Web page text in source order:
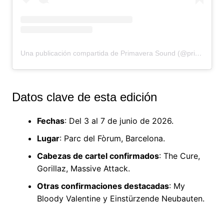
Una publicación compartida de Primavera Sound (@primavera_sound)
Datos clave de esta edición
Fechas: Del 3 al 7 de junio de 2026.
Lugar: Parc del Fòrum, Barcelona.
Cabezas de cartel confirmados: The Cure,
Gorillaz, Massive Attack.
Otras confirmaciones destacadas: My
Bloody Valentine y Einstürzende Neubauten.